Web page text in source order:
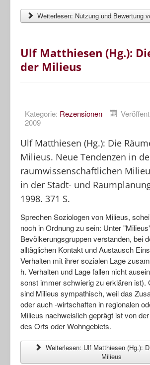
Weiterlesen: Nutzung und Bewertung
Ulf Matthiesen (Hg.):
der Milieus
Kategorie: Rezensionen
2009
Ulf Matthiesen (Hg.): Die
Milieus. Neue Tendenzen in
raumwissenschaftlichen
in der Stadt- und
1998. 371 S.
Sprechen Soziologen von Milieus,
noch in Ordnung zu sein: Unter
Bevölkerungsgruppen verstanden, bei
alltäglichen Kontakt und Austausch
Verhalten mit ihrer sozialen Lage
h. Verhalten und Lage fallen nicht
sonst immer schwierig zu erklären ist).
sind Milieus sympathisch, weil das
oder auch -wirtschaften in regionalen
Milieus nachweislich geprägt ist von
des Orts oder Wohngebiets.
Weiterlesen: Ulf Matthiesen (Hg.):
Milieus